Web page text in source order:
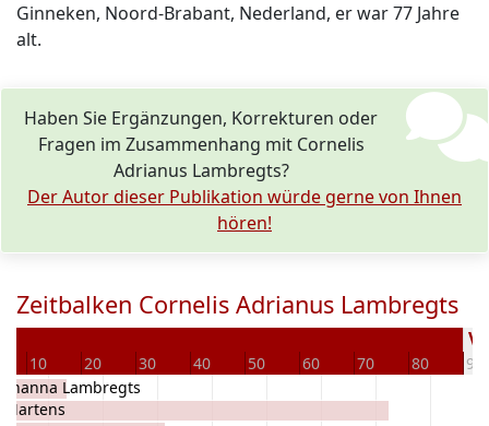
Ginneken, Noord-Brabant, Nederland, er war 77 Jahre
alt.
Haben Sie Ergänzungen, Korrekturen oder
Fragen im Zusammenhang mit Cornelis
Adrianus Lambregts?
Der Autor dieser Publikation würde gerne von Ihnen
hören!
Zeitbalken Cornelis Adrianus Lambregts
10 20 30 40 50 60 70 80 90
Lambregts